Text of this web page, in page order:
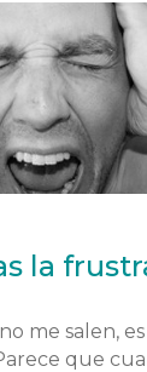
la
me salen,
que